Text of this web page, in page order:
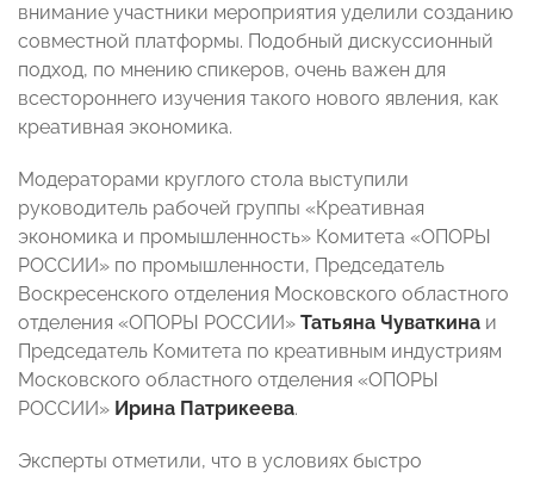
внимание участники мероприятия уделили созданию
совместной платформы. Подобный дискуссионный
подход, по мнению спикеров, очень важен для
всестороннего изучения такого нового явления, как
креативная экономика.
Модераторами круглого стола выступили
руководитель рабочей группы «Креативная
экономика и промышленность» Комитета «ОПОРЫ
РОССИИ» по промышленности, Председатель
Воскресенского отделения Московского областного
отделения «ОПОРЫ РОССИИ» Татьяна Чуваткина и
Председатель Комитета по креативным индустриям
Московского областного отделения «ОПОРЫ
РОССИИ» Ирина Патрикеева.
Эксперты отметили, что в условиях быстро